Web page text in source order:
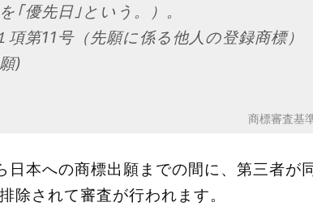
｢優先日｣という。）。
項第11号（先願に係る他人の登録商標）
)
商標審査基
日本への商標出願までの間に、第三者が
除されて審査が行われます。